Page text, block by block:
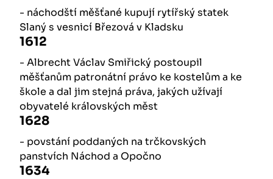
- náchodští měšťané kupují rytířský statek
Slaný s vesnicí Březová v Kladsku
1612
- Albrecht Václav Smiřický postoupil
měšťanům patronátní právo ke kostelům a ke
škole a dal jim stejná práva, jakých užívají
obyvatelé královských měst
1628
- povstání poddaných na trčkovských
panstvích Náchod a Opočno
1634